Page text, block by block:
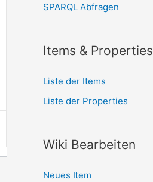
SPARQL Abfragen
Items & Properties
Liste der Items
Liste der Properties
Wiki Bearbeiten
Neues Item